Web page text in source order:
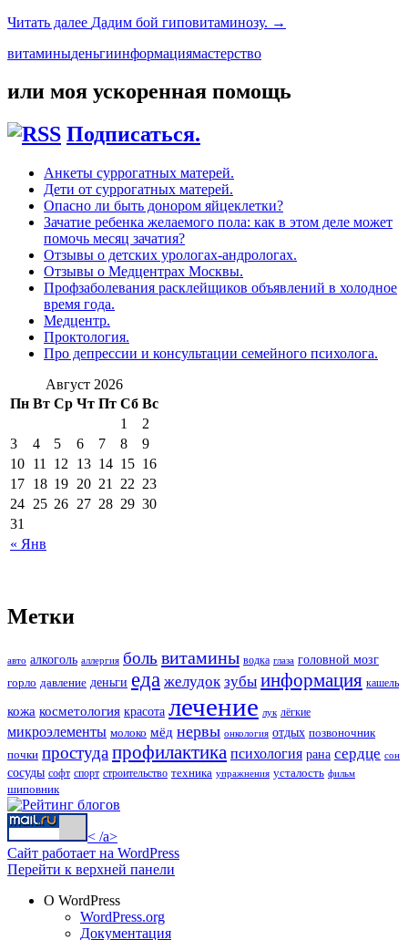
Читать далее Дадим бой гиповитаминозу. →
витаминыденьгиинформациямастерство
или моя ускоренная помощь
Подписаться.
Анкеты суррогатных матерей.
Дети от суррогатных матерей.
Опасно ли быть донором яйцеклетки?
Зачатие ребенка желаемого пола: как в этом деле может
помочь месяц зачатия?
Отзывы о детских урологах-андрологах.
Отзывы о Медцентрах Москвы.
Профзаболевания расклейщиков объявлений в холодное
время года.
Медцентр.
Проктология.
Про депрессии и консультации семейного психолога.
Август 2026
Пн Вт Ср Чт Пт Сб Вс
« Янв
1
2
3
4 5 6 7 8
9
10 11 12 13 14 15 16
17 18 19 20 21 22 23
24 25 26 27 28 29 30
31
Метки
авто алкоголь аллергия боль витамины водка глаза головной мозг
горло давление деньги еда желудок зубы информация кашель
кожа косметология красота лечение лук лёгкие
микроэлементы молоко мёд нервы онкология отдых позвоночник
почки простудапрофилактика психология рана сердце сон
сосуды софт спорт строительство техника упражнения усталость фильм
шиповник
< /a>
Сайт работает на WordPress
Перейти к верхней панели
О WordPress
WordPress.org
Документация